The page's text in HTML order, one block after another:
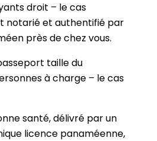
droit – le cas
notarié et authentifié par
près de chez vous.
taille du
à charge – le cas
santé, délivré par un
licence panaméenne,